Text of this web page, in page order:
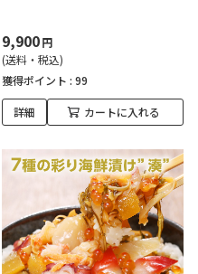
9,900円
(送料・税込)
獲得ポイント : 99
詳細 カートに入れる